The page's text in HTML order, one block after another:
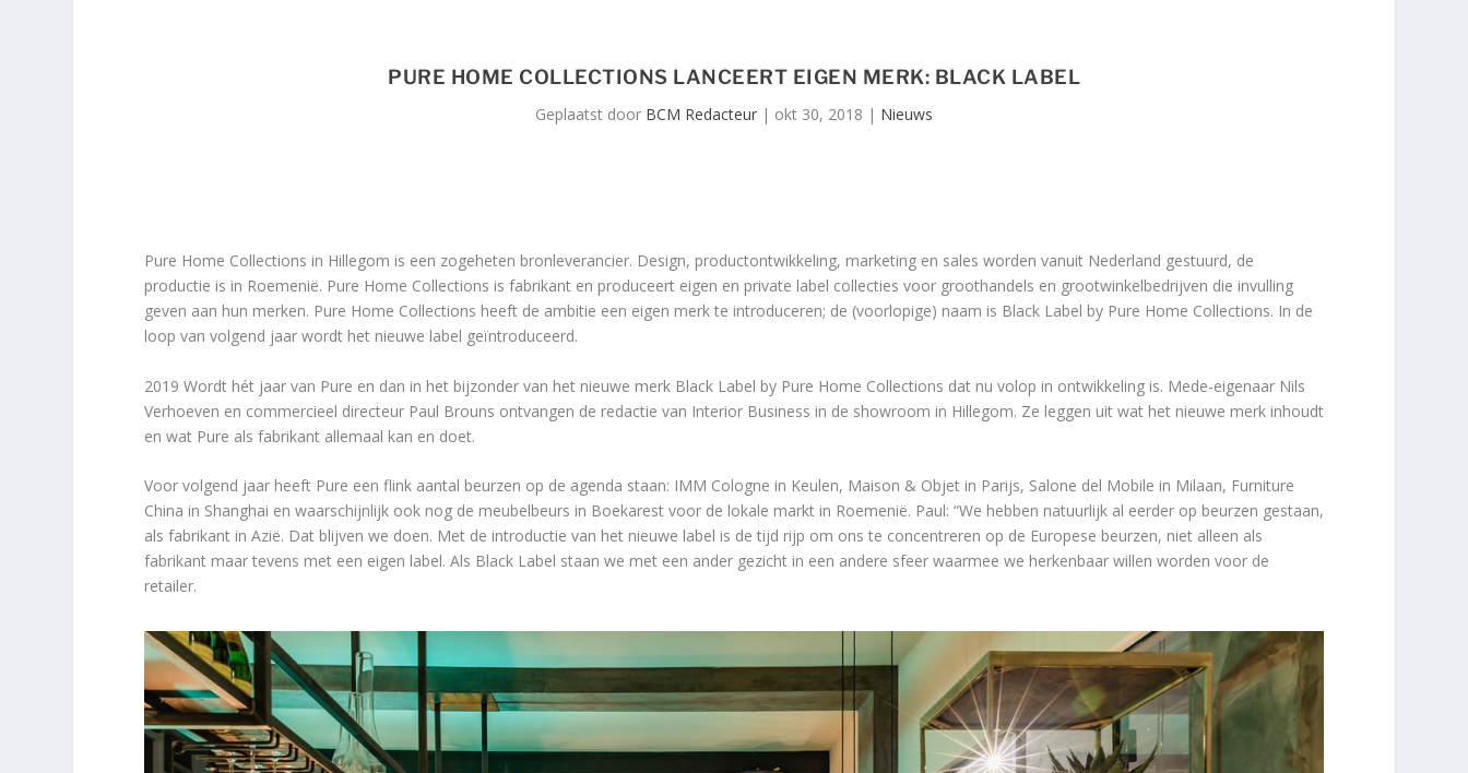
PURE HOME COLLECTIONS LANCEERT EIGEN MERK: BLACK LABEL
Geplaatst door BCM Redacteur | okt 30, 2018 | Nieuws
Pure Home Collections in Hillegom is een zogeheten bronleverancier. Design, productontwikkeling, marketing en sales worden vanuit Nederland gestuurd, de
productie is in Roemenië. Pure Home Collections is fabrikant en produceert eigen en private label collecties voor groothandels en grootwinkelbedrijven die invulling
geven aan hun merken. Pure Home Collections heeft de ambitie een eigen merk te introduceren; de (voorlopige) naam is Black Label by Pure Home Collections. In de
loop van volgend jaar wordt het nieuwe label geïntroduceerd.
2019 Wordt hét jaar van Pure en dan in het bijzonder van het nieuwe merk Black Label by Pure Home Collections dat nu volop in ontwikkeling is. Mede-eigenaar Nils
Verhoeven en commercieel directeur Paul Brouns ontvangen de redactie van Interior Business in de showroom in Hillegom. Ze leggen uit wat het nieuwe merk inhoudt
en wat Pure als fabrikant allemaal kan en doet.
Voor volgend jaar heeft Pure een flink aantal beurzen op de agenda staan: IMM Cologne in Keulen, Maison & Objet in Parijs, Salone del Mobile in Milaan, Furniture
China in Shanghai en waarschijnlijk ook nog de meubelbeurs in Boekarest voor de lokale markt in Roemenië. Paul: “We hebben natuurlijk al eerder op beurzen gestaan,
als fabrikant in Azië. Dat blijven we doen. Met de introductie van het nieuwe label is de tijd rijp om ons te concentreren op de Europese beurzen, niet alleen als
fabrikant maar tevens met een eigen label. Als Black Label staan we met een ander gezicht in een andere sfeer waarmee we herkenbaar willen worden voor de
retailer.